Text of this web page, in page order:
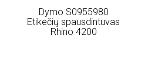
Dymo S0955980
Etikečių spausdintuvas
Rhino 4200